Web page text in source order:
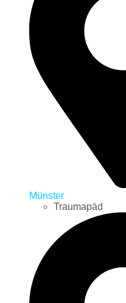
Münster
Traumapäd